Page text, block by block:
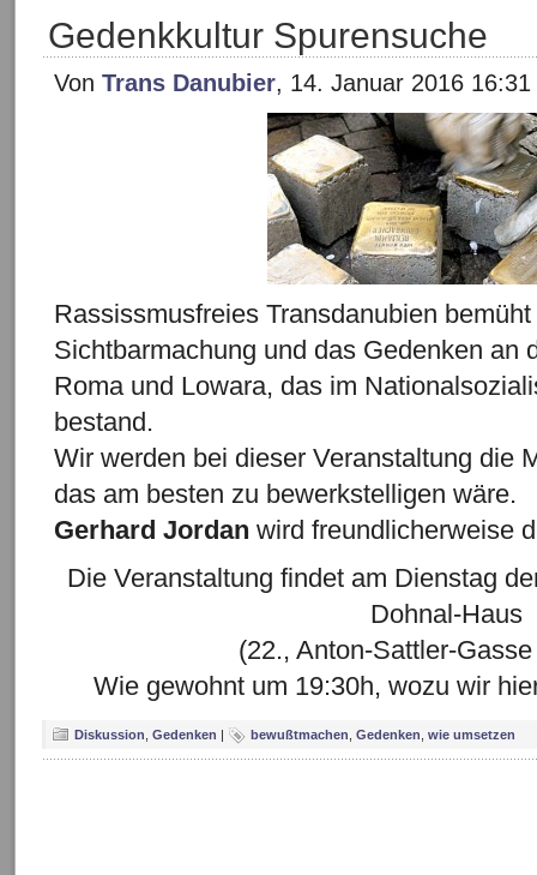
Gedenkkultur Spurensuche
Von Trans Danubier, 14. Januar 2016 16:31
Rassissmusfreies Transdanubien
Sichtbarmachung und das Gedenken an
Roma und Lowara, das im
bestand.
Wir werden bei dieser Veranstaltung die
das am besten zu bewerkstelligen wäre.
Gerhard Jordan wird freundlicherweise
Die Veranstaltung findet am Dienstag
Dohnal-Haus
(22., Anton-Sattler-
Wie gewohnt um 19:30h, wozu wir
Diskussion Gedenken | bewußtmachen Gedenken wie umsetzen